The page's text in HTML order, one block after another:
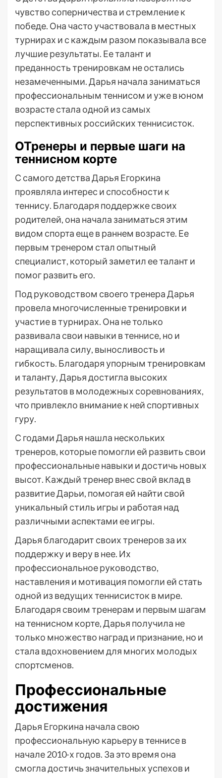
чувство соперничества и стремление к
победе. Она часто участвовала в местных
турнирах и с каждым разом показывала все
лучшие результаты. Ее талант и
преданность тренировкам не остались
незамеченными. Дарья начала заниматься
профессиональным теннисом и уже в юном
возрасте стала одной из самых
перспективных российских теннисисток.
ОТренеры и первые шаги на
теннисном корте
С самого детства Дарья Егоркина
проявляла интерес и способности к
теннису. Благодаря поддержке своих
родителей, она начала заниматься этим
видом спорта еще в раннем возрасте. Ее
первым тренером стал опытный
специалист, который заметил ее талант и
помог развить его.
Под руководством своего тренера Дарья
провела многочисленные тренировки и
участие в турнирах. Она не только
развивала свои навыки в теннисе, но и
наращивала силу, выносливость и
гибкость. Благодаря упорным тренировкам
и таланту, Дарья достигла высоких
результатов в молодежных соревнованиях,
что привлекло внимание к ней спортивных
гуру.
С годами Дарья нашла нескольких
тренеров, которые помогли ей развить свои
профессиональные навыки и достичь новых
высот. Каждый тренер внес свой вклад в
развитие Дарьи, помогая ей найти свой
уникальный стиль игры и работая над
различными аспектами ее игры.
Дарья благодарит своих тренеров за их
поддержку и веру в нее. Их
профессиональное руководство,
наставления и мотивация помогли ей стать
одной из ведущих теннисисток в мире.
Благодаря своим тренерам и первым шагам
на теннисном корте, Дарья получила не
только множество наград и признание, но и
стала вдохновением для многих молодых
спортсменов.
Профессиональные
достижения
Дарья Егоркина начала свою
профессиональную карьеру в теннисе в
начале 2010-х годов. За это время она
смогла достичь значительных успехов и